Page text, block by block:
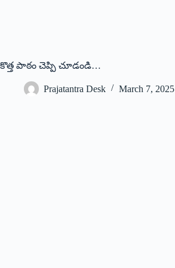
కొత్త పాఠం చెప్పి చూడండి…
Prajatantra Desk March 7, 2025